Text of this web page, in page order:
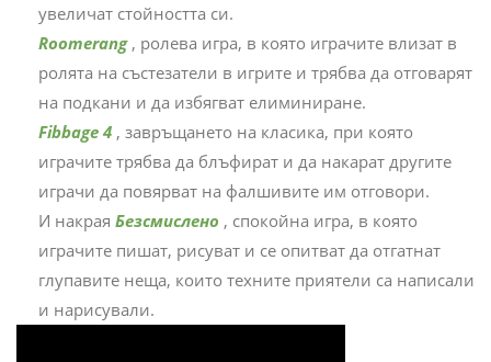
увеличат стойността си.
Roomerang , ролева игра, в която играчите влизат в
ролята на състезатели в игрите и трябва да отговарят
на подкани и да избягват елиминиране.
Fibbage 4 , завръщането на класика, при която
играчите трябва да блъфират и да накарат другите
играчи да повярват на фалшивите им отговори.
И накрая Безсмислено , спокойна игра, в която
играчите пишат, рисуват и се опитват да отгатнат
глупавите неща, които техните приятели са написали
и нарисували.